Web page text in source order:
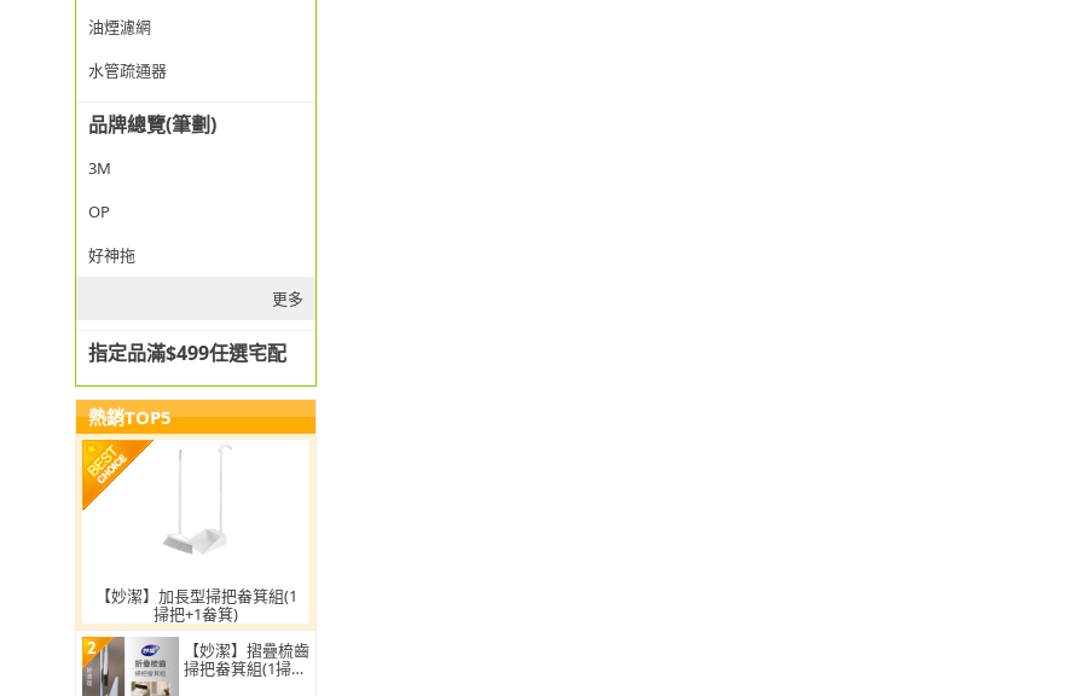
油煙濾網
水管疏通器
品牌總覽(筆劃)
3M
OP
好神拖
更多
指定品滿$499任選宅配
熱銷TOP5
【妙潔】加長型掃把畚箕組(1
掃把+1畚箕)
2
【妙潔】摺疊梳齒
掃把畚箕組(1掃把